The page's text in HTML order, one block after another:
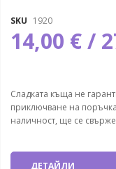
SKU 1920
14,00 € /
Сладката къща не
приключване на
наличност, ще се
ДЕТАЙЛИ